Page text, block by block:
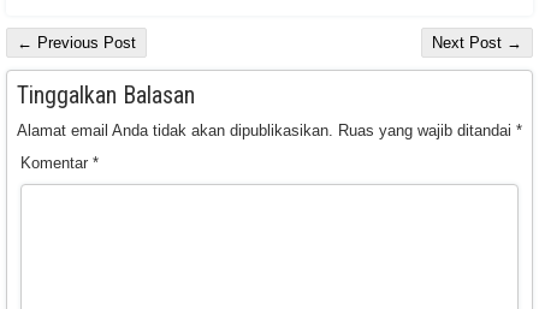
← Previous Post Next Post →
Tinggalkan Balasan
Alamat email Anda tidak akan dipublikasikan. Ruas yang wajib ditandai *
Komentar *